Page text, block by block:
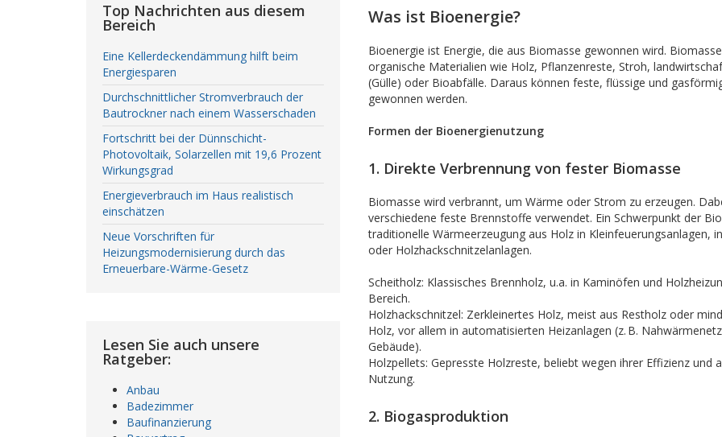
Was ist Bioenergie?
Bioenergie ist Energie, die aus Biomasse gewonnen wird.
organische Materialien wie Holz, Pflanzenreste, Stroh,
(Gülle) oder Bioabfälle. Daraus können feste, flüssige und
gewonnen werden.
Formen der Bioenergienutzung
1. Direkte Verbrennung von fester Biomasse
Biomasse wird verbrannt, um Wärme oder Strom zu erzeugen.
verschiedene feste Brennstoffe verwendet. Ein Schwerpunkt der
traditionelle Wärmeerzeugung aus Holz in Kleinfeuerungsanlagen,
oder Holzhackschnitzelanlagen.
Scheitholz: Klassisches Brennholz, u.a. in Kaminöfen und
Bereich.
Holzhackschnitzel: Zerkleinertes Holz, meist aus Restholz oder
Holz, vor allem in automatisierten Heizanlagen (z. B.
Gebäude).
Holzpellets: Gepresste Holzreste, beliebt wegen ihrer Effizienz und
Nutzung.
2. Biogasproduktion
Top Nachrichten aus diesem
Bereich
Eine Kellerdeckendämmung hilft beim
Energiesparen
Durchschnittlicher Stromverbrauch der
Bautrockner nach einem Wasserschaden
Fortschritt bei der Dünnschicht-
Photovoltaik, Solarzellen mit 19,6 Prozent
Wirkungsgrad
Energieverbrauch im Haus realistisch
einschätzen
Neue Vorschriften für
Heizungsmodernisierung durch das
Erneuerbare-Wärme-Gesetz
Lesen Sie auch unsere
Ratgeber:
Anbau
Badezimmer
Baufinanzierung